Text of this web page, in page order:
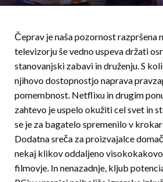
Čeprav je naša pozornost razpršena
televizorju še vedno uspeva dr­ža­ti
stanovanjski zabavi in druže­nju. S
njihovo dostopnostjo naprava
pomembnost. Netflixu in drugim
zahtevo je uspelo okužiti cel svet in
se je za bagatelo spremenilo v
Dodatna sreča za proizvajalce
nekaj klikov oddaljeno
filmovje. In nenazadnje, kljub